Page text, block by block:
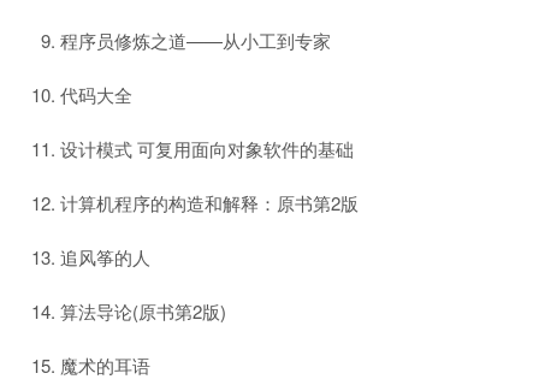
程序员修炼之道——从小工到专家
代码大全
设计模式 可复用面向对象软件的基础
计算机程序的构造和解释：原书第2版
追风筝的人
算法导论(原书第2版)
魔术的耳语